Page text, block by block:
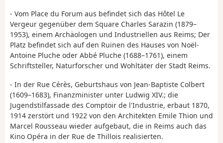
- Vom Place du Forum aus befindet sich das Hôtel Le
Vergeur gegenüber dem Square Charles Sarazin (1879–
1953), einem Archäologen und Industriellen aus Reims; Der
Platz befindet sich auf den Ruinen des Hauses von Noël-
Antoine Pluche oder Abbé Pluche (1688–1761), einem
Schriftsteller, Naturforscher und Wohltäter der Stadt Reims.
- In der Rue Cérès, Geburtshaus von Jean-Baptiste Colbert
(1609–1683), Finanzminister unter Ludwig XIV.; die
Jugendstilfassade des Comptoir de l'Industrie, erbaut 1870,
1914 zerstört und 1922 von den Architekten Emile Thion und
Marcel Rousseau wieder aufgebaut, die in Reims auch das
Kino Opéra in der Rue de Thillois realisierten.